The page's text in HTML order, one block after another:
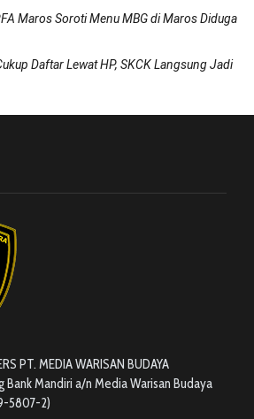
Maros Soroti Menu MBG di Maros Diduga
Daftar Lewat HP, SKCK Langsung Jadi
PT. MEDIA WARISAN BUDAYA
Bank Mandiri a/n Media Warisan Budaya
5807-2)